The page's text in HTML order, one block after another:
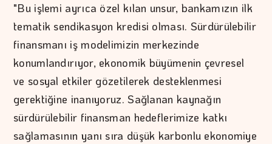
"Bu işlemi ayrıca özel kılan unsur, bankamızın ilk
tematik sendikasyon kredisi olması. Sürdürülebilir
finansmanı iş modelimizin merkezinde
konumlandırıyor, ekonomik büyümenin çevresel
ve sosyal etkiler gözetilerek desteklenmesi
gerektiğine inanıyoruz. Sağlanan kaynağın
sürdürülebilir finansman hedeflerimize katkı
sağlamasının yanı sıra düşük karbonlu ekonomiye